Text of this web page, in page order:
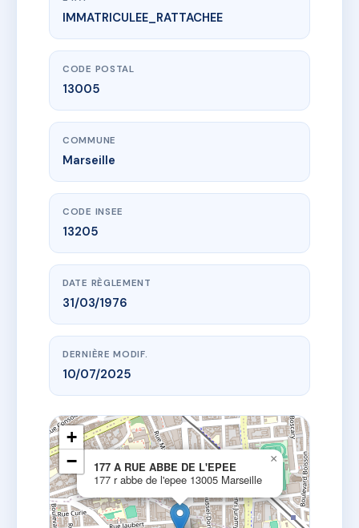
www.vme.plus/AC6834170
177 A RUE ABBE DE L'EPEE
177 r abbe de l'epee
IMMATRICULEE_RATTACHEE
CODE POSTAL
13005
COMMUNE
Marseille
CODE INSEE
13205
DATE RÈGLEMENT
31/03/1976
DERNIÈRE MODIF.
10/07/2025
177 A RUE ABBE DE L'EPEE
177 r abbe de l'epee 13005 Marseille
×
+
−